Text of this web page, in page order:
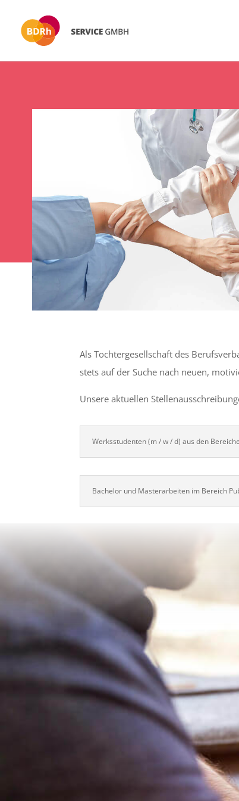
Als Tochtergesellschaft des
stets auf der Suche nach neuen,
Unsere aktuellen
Werksstudenten (m / w / d) aus den
Bachelor und Masterarbeiten im Bereich